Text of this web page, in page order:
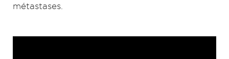
métastases.